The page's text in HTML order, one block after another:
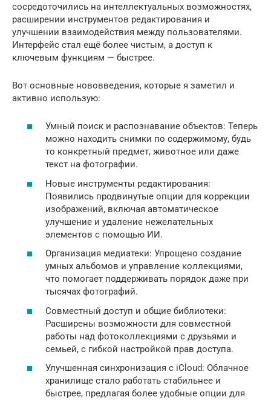
сосредоточились на интеллектуальных возможностях,
расширении инструментов редактирования и
улучшении взаимодействия между пользователями.
Интерфейс стал ещё более чистым, а доступ к
ключевым функциям — быстрее.
Вот основные нововведения, которые я заметил и
активно использую:
Умный поиск и распознавание объектов: Теперь
можно находить снимки по содержимому, будь
то конкретный предмет, животное или даже
текст на фотографии.
Новые инструменты редактирования:
Появились продвинутые опции для коррекции
изображений, включая автоматическое
улучшение и удаление нежелательных
элементов с помощью ИИ.
Организация медиатеки: Упрощено создание
умных альбомов и управление коллекциями,
что помогает поддерживать порядок даже при
тысячах фотографий.
Совместный доступ и общие библиотеки:
Расширены возможности для совместной
работы над фотоколлекциями с друзьями и
семьей, с гибкой настройкой прав доступа.
Улучшенная синхронизация с iCloud: Облачное
хранилище стало работать стабильнее и
быстрее, предлагая более удобные опции для